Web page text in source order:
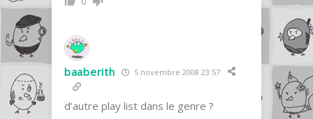
baaberith 5 novembre 2008 23:57
d’autre play list dans le genre ?